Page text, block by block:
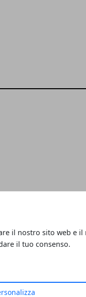
il nostro sito web e il
il tuo consenso.